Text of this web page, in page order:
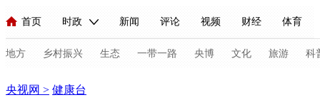
首页 时政 新闻 评论 视频 财经 体育
人民领袖习近平 联播+ 中国领导人 央视快评 习式妙语
直播 栏目大全 节目单 听音 微视频 主持人
海外频道 iPanda English Монгол
地方 乡村振兴 生态 一带一路 央博 文化 旅游 科
央视网 > 健康台